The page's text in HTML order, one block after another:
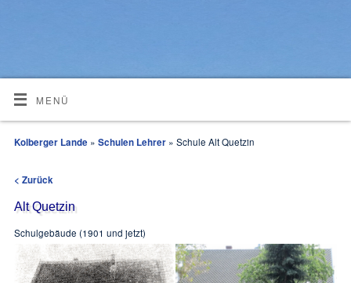
MENÜ
Kolberger Lande » Schulen Lehrer » Schule Alt Quetzin
< Zurück
Alt Quetzin
Schulgebäude (1901 und jetzt)